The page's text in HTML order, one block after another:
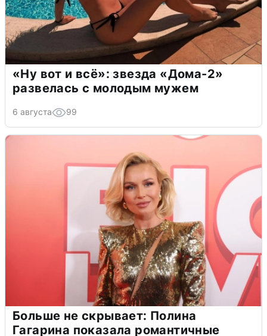
«Ну вот и всё»: звезда «Дома-2»
развелась с молодым мужем
6 августа 99
Больше не скрывает: Полина
Гагарина показала романтичные